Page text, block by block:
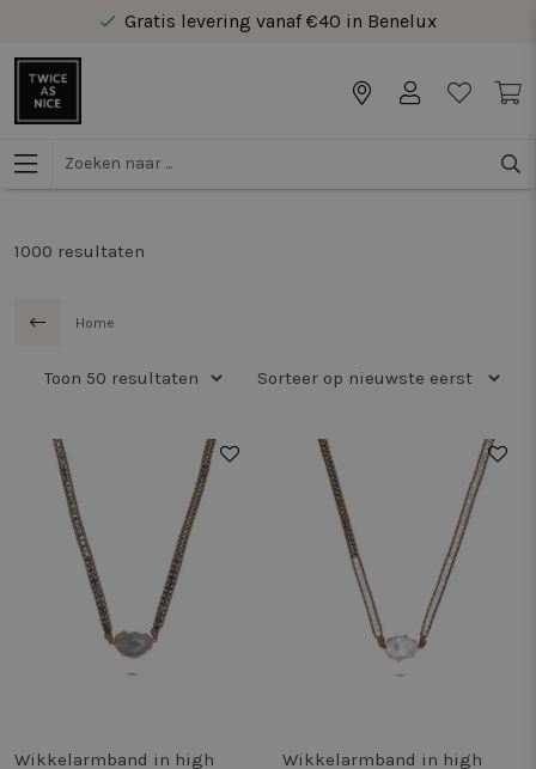
Gratis levering vanaf €40 in Benelux
Gratis levering vanaf €40 in Benelux
1000 resultaten
Home
Wikkelarmband in high
Wikkelarmband in high